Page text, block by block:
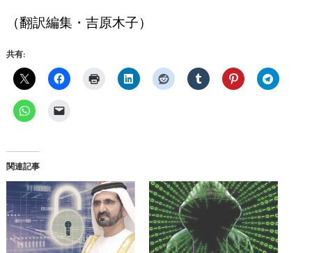
（翻訳編集・吉原木子）
共有:
関連記事